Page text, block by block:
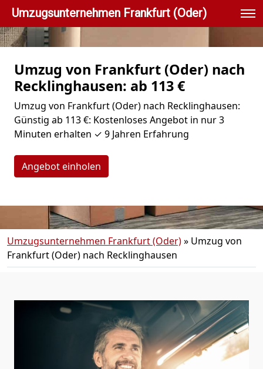
Umzugsunternehmen Frankfurt (Oder)
Umzug von Frankfurt (Oder) nach
Recklinghausen: ab 113 €
Umzug von Frankfurt (Oder) nach Recklinghausen:
Günstig ab 113 €: Kostenloses Angebot in nur 3
Minuten erhalten ✓ 9 Jahren Erfahrung
Angebot einholen
Umzugsunternehmen Frankfurt (Oder)» Umzug von
Frankfurt (Oder) nach Recklinghausen